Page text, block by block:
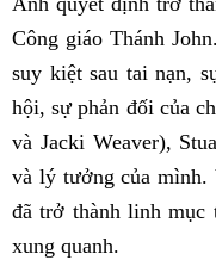
Công giáo Thánh
suy kiệt sau tai nạn,
hội, sự phản đối của
và Jacki Weaver),
và lý tưởng của mình.
đã trở thành linh mục
xung quanh.